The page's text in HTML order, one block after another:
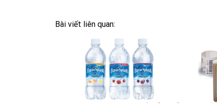
Bài viết liên quan: